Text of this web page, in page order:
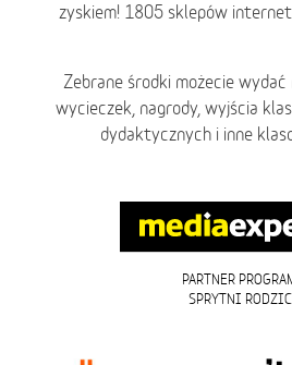
zyskiem! 1805 sklepów
Zebrane środki możecie
wycieczek, nagrody, wyjścia
dydaktycznych i inne
PARTNER
SPRYTNI